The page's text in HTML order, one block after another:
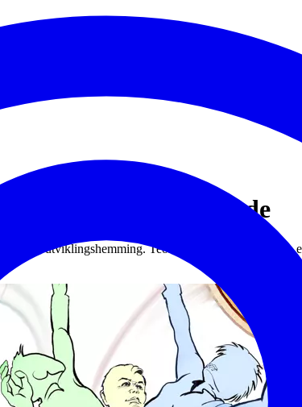
utviklingshemmede
med utviklingshemming. Teori og metoder i fagboken